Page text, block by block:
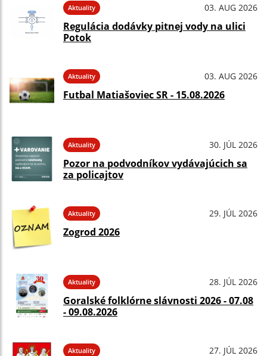
Aktuality 03. AUG 2026
Regulácia dodávky pitnej vody na ulici
Potok
Aktuality 03. AUG 2026
Futbal Matiašoviec SR - 15.08.2026
Aktuality 30. JÚL 2026
Pozor na podvodníkov vydávajúcich sa
za policajtov
Aktuality 29. JÚL 2026
Zogrod 2026
Aktuality 28. JÚL 2026
Goralské folklórne slávnosti 2026 - 07.08
- 09.08.2026
Aktuality 27. JÚL 2026